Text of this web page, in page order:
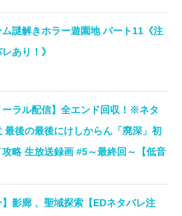
ム謎解きホラー遊園地 パート11《注
あり！》
ーラル配信】全エンド回収！※ネタ
最後の最後にけしからん「廃深」初
攻略 生放送録画 #5～最終回～【低音
】影廊 、聖域探索【EDネタバレ注